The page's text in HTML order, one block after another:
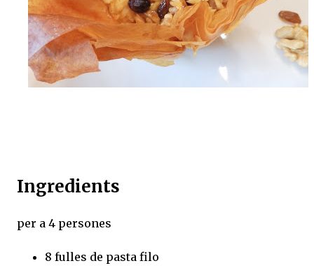
Ingredients
per a 4 persones
8 fulles de pasta filo